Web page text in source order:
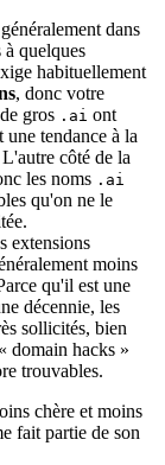
dans
quelques
habituellement
, donc votre
gros .ai ont
tendance à la
côté de la
les noms .ai
qu'on ne le
extensions
moins
qu'il est une
décennie, les
sollicités, bien
domain hacks »
trouvables.
chère et moins
fait partie de son